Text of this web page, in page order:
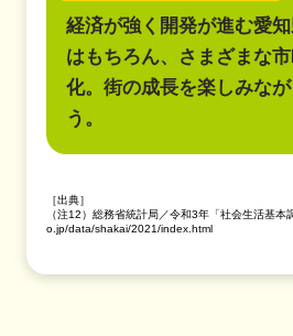
経済が強く開発が進む愛
はもちろん、さまざまな
化。街の成長を楽しみな
う。
［出典］
（注12）総務省統計局／令和3年「社会生活基
o.jp/data/shakai/2021/index.html